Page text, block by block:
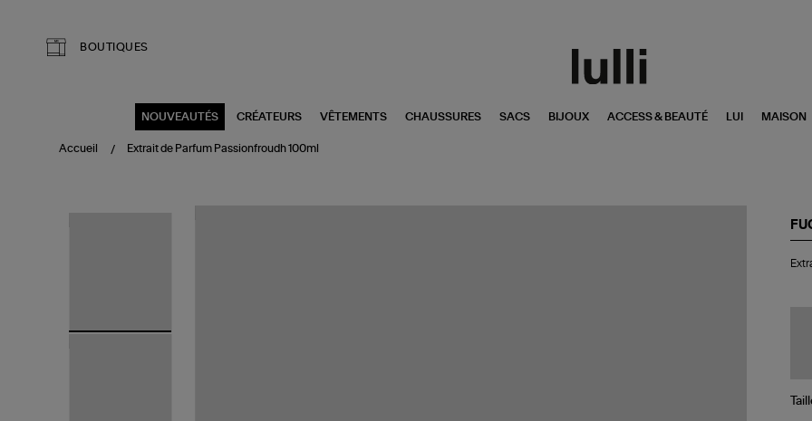
BOUTIQUES
NOUVEAUTÉS CRÉATEURS VÊTEMENTS CHAUSSURES SACS BIJOUX ACCESS & BEAUTÉ LUI MAISON
Accueil Extrait de Parfum Passionfroudh 100ml
de